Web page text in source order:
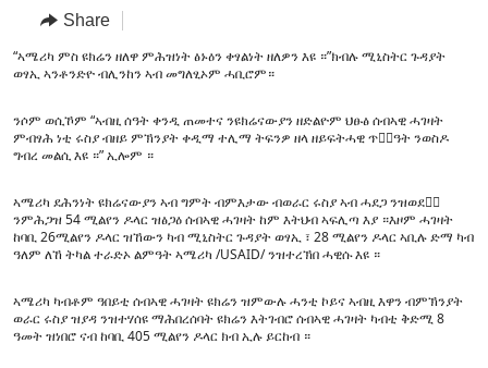
Navigation
to
Search
REGIONS
AFRICA
ASIA
MIDDLE EAST
TOPICS
SECURITY AND DEFENSE
DEMOCRACY AND GOVERNANCE
ECONOMY AND TRADE
ENVIRONMENT AND HEALTH
IDEALS AND INSTITUTIONS
ABOUT US
FOLLOW US
Share
“ኣሜሪካ ምስ ዩክሬን ዘለዋ ምሕዝነት ፅኑዕን ቀፃልነት ዘለዎን እዩ ።”ክብሉ ሚኒስትር ጉዳያት
ወፃኢ ኣንቶንድዮ ብሊንከን ኣብ መግለፂኦም ሓቢሮም።
ንሶም ወሲኾም “ኣብዚ ሰዓት ቀንዲ ጠመተና ንዩክሬናውያን ዘድልዮም ህፁፅ ሰብኣዊ ሓገዛት
ምብፃሕ ነቲ ሩስያ ብዘይ ምኽንያት ቀዲማ ተሊማ ትፍንዎ ዘላ ዘይፍትሓዊ ጥቅ፟ዓት ንወስዶ
ግብረ መልሲ እዩ ።” ኢሎም ።
ኣሜሪካ ደሕንነት ዩክሬናውያን ኣብ ግምት ብምእታው ብወራር ሩስያ ኣብ ሓደጋ ንዝወደቁ፟
ንምሕጋዝ 54 ሚልየን ዶላር ዝፅጋዕ ሰብኣዊ ሓገዛት ከም እትህብ ኣፍሊጣ እያ ።እዞም ሓገዛት
ከባቢ 26ሚልየን ዶላር ዝኸውን ካብ ሚኒስትር ጉዳያት ወፃኢ ፣ 28 ሚልየን ዶላር ኣቢሉ ድማ ካብ
ዓለም ለኸ ትካል ተራድኦ ልምዓት ኣሜሪካ /USAID/ ንዝተረኽበ ሓዊሱ እዩ ።
ኣሜሪካ ካብቶም ዓበይቲ ሰብኣዊ ሓገዛት ዩክሬን ዝምውሉ ሓንቲ ኮይና ኣብዚ እዋን ብምኽንያት
ወራር ሩስያ ዝያዳ ንዝተሃሰዩ ማሕበረሰባት ዩክሬን እትገብሮ ሰብኣዊ ሓገዛት ካብቲ ቅድሚ 8
ዓመት ዝነበሮ ናብ ከባቢ 405 ሚልየን ዶላር ክብ ኢሉ ይርከብ ።